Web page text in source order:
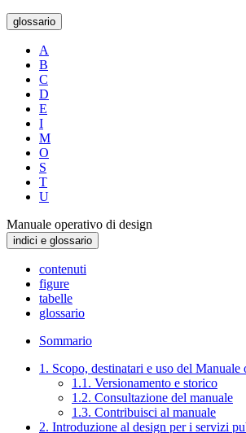
glossario
A
B
C
D
E
I
M
O
S
T
U
Manuale operativo di design
indici e glossario
contenuti
figure
tabelle
glossario
Sommario
1. Scopo, destinatari e uso del Manuale
1.1. Versionamento e storico
1.2. Consultazione del manuale
1.3. Contribuisci al manuale
2. Introduzione al design per i servizi